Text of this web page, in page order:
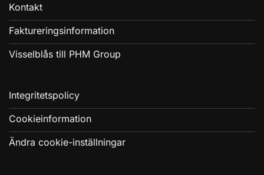
Kontakt
Faktureringsinformation
Visselblås till PHM Group
Integritetspolicy
Cookieinformation
Ändra cookie-inställningar